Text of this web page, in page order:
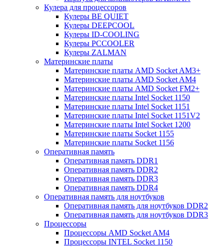
Кулера для процессоров
Кулеры BE QUIET
Кулеры DEEPCOOL
Кулеры ID-COOLING
Кулеры PCCOOLER
Кулеры ZALMAN
Материнские платы
Материнские платы AMD Socket AM3+
Материнские платы AMD Socket AM4
Материнские платы AMD Socket FM2+
Материнские платы Intel Socket 1150
Материнские платы Intel Socket 1151
Материнские платы Intel Socket 1151V2
Материнские платы Intel Socket 1200
Материнские платы Socket 1155
Материнские платы Socket 1156
Оперативная память
Оперативная память DDR1
Оперативная память DDR2
Оперативная память DDR3
Оперативная память DDR4
Оперативная память для ноутбуков
Оперативная память для ноутбуков DDR2
Оперативная память для ноутбуков DDR3
Процессоры
Процессоры AMD Socket AM4
Процессоры INTEL Socket 1150